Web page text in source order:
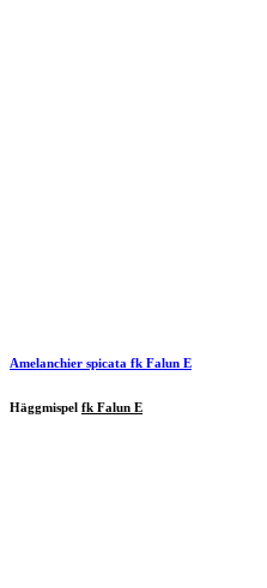
Amelanchier spicata fk Falun E
Häggmispel fk Falun E